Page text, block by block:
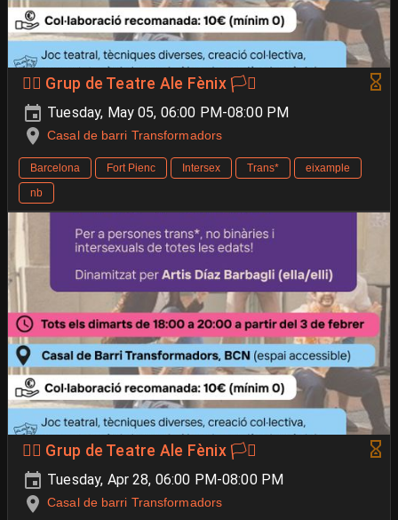
🐦‍🔥 Grup de Teatre Ale Fènix 🏳️‍⚧️
Tuesday, May 05, 06:00 PM-08:00 PM
Casal de barri Transformadors
Barcelona Fort Pienc Intersex Trans*
eixample
nb
🐦‍🔥 Grup de Teatre Ale Fènix 🏳️‍⚧️
Tuesday, Apr 28, 06:00 PM-08:00 PM
Casal de barri Transformadors